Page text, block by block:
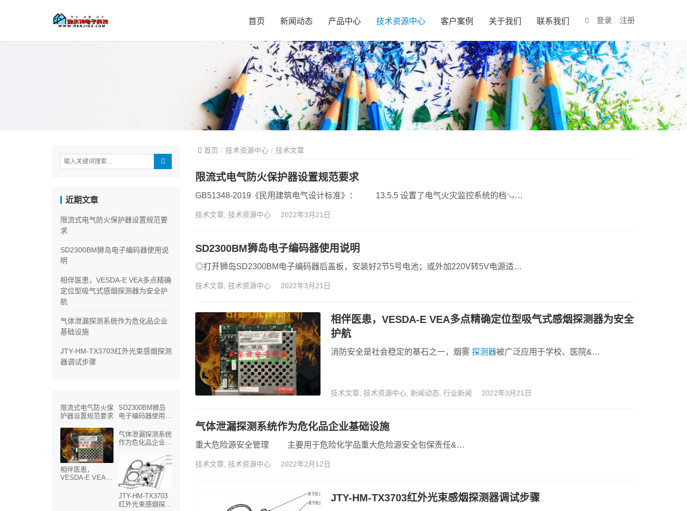
首页 新闻动态 产品中心 技术资源中心 客户案例 关于我们 联系我们 登录 注册
首页 技术资源中心 技术文章
限流式电气防火保护器设置规范要求
GB51348-2019《民用建筑电气设计标准》： 13.5.5 设置了电气火灾监控系统的档ࡣ…
技术文章 技术资源中心 2022年3月21日
SD2300BM狮岛电子编码器使用说明
◎打开狮岛SD2300BM电子编码器后盖板，安装好2节5号电池；或外加220V转5V电源适…
技术文章 技术资源中心 2022年3月21日
相伴医患，VESDA-E VEA多点精确定位型吸气式感烟探测器为安全
护航
消防安全是社会稳定的基石之一，烟雾 探测器被广泛应用于学校、医院&…
技术文章 技术资源中心 新闻动态 行业新闻 2022年3月21日
气体泄漏探测系统作为危化品企业基础设施
重大危险源安全管理 主要用于危险化学品重大危险源安全包保责任&…
技术文章 技术资源中心 2022年2月12日
JTY-HM-TX3703红外光束感烟探测器调试步骤
近期文章
限流式电气防火保护器设置规范要
求
SD2300BM狮岛电子编码器使用说
明
相伴医患，VESDA-E VEA多点精确
定位型吸气式感烟探测器为安全护
航
气体泄漏探测系统作为危化品企业
基础设施
JTY-HM-TX3703红外光束感烟探测
器调试步骤
限流式电气防火保
护器设置规范要求
SD2300BM狮岛
电子编码器使用说
相伴医患，
VESDA-E VEA多
气体泄漏探测系统
作为危化品企业基
JTY-HM-TX3703
红外光束感烟探测